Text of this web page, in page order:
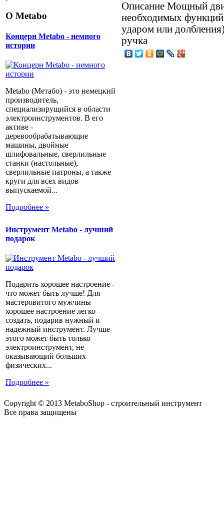
О Metabo
Концерн Metabo - немного
истории
Metabo (Метабо) - это немецкий
производитель,
специализирущийся в области
электроинструментов. В его
активе -
деревообрабатывающие
машины, двойные
шлифовальные, сверлильные
станки (настольные),
сверлильные патроны, а также
круги для всех видов
выпускаемой...
Подробнее »
Инструмент Metabo - лучший
подарок
Подарить хорошее настроение -
что может быть лучше! Для
мастеровитого мужчины
хорошее настроение легко
создать, подарив нужный и
надежный инструмент. Лучше
этого может быть только
электроинструмент, не
оказывающий больших
физических...
Подробнее »
Описание Мощный
необходимых функций
ударом или
ручка
Copyright © 2013 MetaboShop - строительный инструмент
Все права защищены